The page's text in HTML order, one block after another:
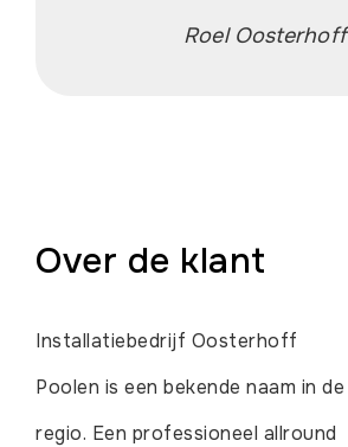
Roel Oosterhoff
Over de klant
Installatiebedrijf Oosterhoff
Poolen is een bekende naam in de
regio. Een professioneel allround